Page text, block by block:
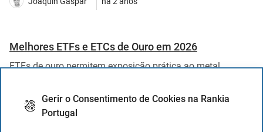
Gerir o Consentimento de Cookies na Rankia
Portugal
Melhores ETFs e ETCs de Ouro em 2026
ETFs de ouro permitem exposição prática ao metal
contexto de el...
Joaquin Gaspar